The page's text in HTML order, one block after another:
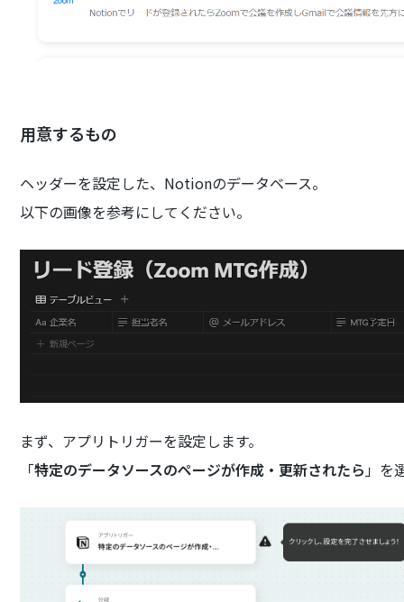
用意するもの
ヘッダーを設定した、Notionのデータベース。
以下の画像を参考にしてください。
まず、アプリトリガーを設定します。
「特定のデータソースのページが作成・更新されたら」を